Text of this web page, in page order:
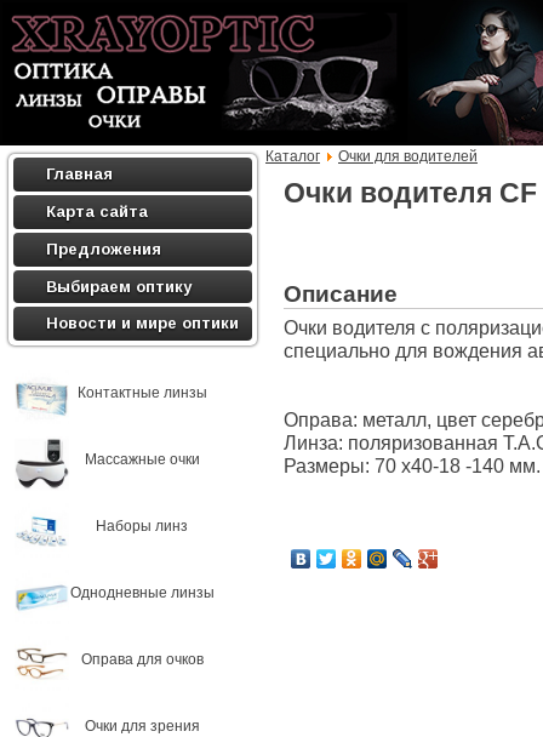
Главная
Карта сайта
Предложения
Выбираем оптику
Новости и мире оптики
Контактные линзы
Массажные очки
Наборы линз
Однодневные линзы
Оправа для очков
Очки для зрения
Каталог Очки для водителей
Очки водителя CF
Описание
Очки водителя с
специально для вождения
Оправа: металл, цвет
Линза: поляризованная
Размеры: 70 х40-18 -140 мм.